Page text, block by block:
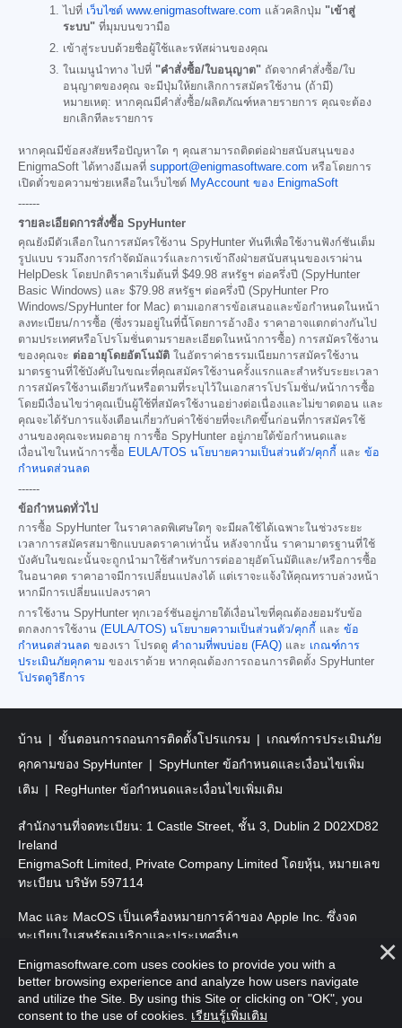
ไปที่ เว็บไซต์ www.enigmasoftware.com แล้วคลิกปุ่ม "เข้าสู่
ระบบ" ที่มุมบนขวามือ
เข้าสู่ระบบด้วยชื่อผู้ใช้และรหัสผ่านของคุณ
ในเมนูนำทาง ไปที่ "คำสั่งซื้อ/ใบอนุญาต" ถัดจากคำสั่งซื้อ/ใบ
อนุญาตของคุณ จะมีปุ่มให้ยกเลิกการสมัครใช้งาน (ถ้ามี)
หมายเหตุ: หากคุณมีคำสั่งซื้อ/ผลิตภัณฑ์หลายรายการ คุณจะต้อง
ยกเลิกทีละรายการ
หากคุณมีข้อสงสัยหรือปัญหาใด ๆ คุณสามารถติดต่อฝ่ายสนับสนุนของ
EnigmaSoft ได้ทางอีเมลที่ support@enigmasoftware.com หรือโดยการ
เปิดตั๋วขอความช่วยเหลือในเว็บไซต์ MyAccount ของ EnigmaSoft
------
รายละเอียดการสั่งซื้อ SpyHunter
คุณยังมีตัวเลือกในการสมัครใช้งาน SpyHunter ทันทีเพื่อใช้งานฟังก์ชันเต็ม
รูปแบบ รวมถึงการกำจัดมัลแวร์และการเข้าถึงฝ่ายสนับสนุนของเราผ่าน
HelpDesk โดยปกติราคาเริ่มต้นที่ $49.98 สหรัฐฯ ต่อครึ่งปี (SpyHunter
Basic Windows) และ $79.98 สหรัฐฯ ต่อครึ่งปี (SpyHunter Pro
Windows/SpyHunter for Mac) ตามเอกสารข้อเสนอและข้อกำหนดในหน้า
ลงทะเบียน/การซื้อ (ซึ่งรวมอยู่ในที่นี้โดยการอ้างอิง ราคาอาจแตกต่างกันไป
ตามประเทศหรือโปรโมชั่นตามรายละเอียดในหน้าการซื้อ) การสมัครใช้งาน
ของคุณจะ ต่ออายุโดยอัตโนมัติ ในอัตราค่าธรรมเนียมการสมัครใช้งาน
มาตรฐานที่ใช้บังคับในขณะที่คุณสมัครใช้งานครั้งแรกและสำหรับระยะเวลา
การสมัครใช้งานเดียวกันหรือตามที่ระบุไว้ในเอกสารโปรโมชั่น/หน้าการซื้อ
โดยมีเงื่อนไขว่าคุณเป็นผู้ใช้ที่สมัครใช้งานอย่างต่อเนื่องและไม่ขาดตอน และ
คุณจะได้รับการแจ้งเตือนเกี่ยวกับค่าใช้จ่ายที่จะเกิดขึ้นก่อนที่การสมัครใช้
งานของคุณจะหมดอายุ การซื้อ SpyHunter อยู่ภายใต้ข้อกำหนดและ
เงื่อนไขในหน้าการซื้อ EULA/TOS นโยบายความเป็นส่วนตัว/คุกกี้ และ ข้อ
กำหนดส่วนลด
------
ข้อกำหนดทั่วไป
การซื้อ SpyHunter ในราคาลดพิเศษใดๆ จะมีผลใช้ได้เฉพาะในช่วงระยะ
เวลาการสมัครสมาชิกแบบลดราคาเท่านั้น หลังจากนั้น ราคามาตรฐานที่ใช้
บังคับในขณะนั้นจะถูกนำมาใช้สำหรับการต่ออายุอัตโนมัติและ/หรือการซื้อ
ในอนาคต ราคาอาจมีการเปลี่ยนแปลงได้ แต่เราจะแจ้งให้คุณทราบล่วงหน้า
หากมีการเปลี่ยนแปลงราคา
การใช้งาน SpyHunter ทุกเวอร์ชันอยู่ภายใต้เงื่อนไขที่คุณต้องยอมรับข้อ
ตกลงการใช้งาน (EULA/TOS) นโยบายความเป็นส่วนตัว/คุกกี้ และ ข้อ
กำหนดส่วนลด ของเรา โปรดดู คำถามที่พบบ่อย (FAQ) และ เกณฑ์การ
ประเมินภัยคุกคาม ของเราด้วย หากคุณต้องการถอนการติดตั้ง SpyHunter
โปรดดูวิธีการ
บ้าน ขั้นตอนการถอนการติดตั้งโปรแกรม
เกณฑ์การประเมินภัย
คุกคามของ SpyHunter
SpyHunter ข้อกำหนดและเงื่อนไขเพิ่ม
เติม
RegHunter ข้อกำหนดและเงื่อนไขเพิ่มเติม
สำนักงานที่จดทะเบียน: 1 Castle Street, ชั้น 3, Dublin 2 D02XD82
Ireland
EnigmaSoft Limited, Private Company Limited โดยหุ้น, หมายเลข
ทะเบียน บริษัท 597114
Mac และ MacOS เป็นเครื่องหมายการค้าของ Apple Inc. ซึ่งจด
ทะเบียนในสหรัฐอเมริกาและประเทศอื่นๆ
ลิขสิทธิ์ 2016-2026EnigmaSoft Ltd. สงวนลิขสิทธิ์
Enigmasoftware.com uses cookies to provide you with a
better browsing experience and analyze how users navigate
and utilize the Site. By using this Site or clicking on "OK", you
consent to the use of cookies. เรียนรู้เพิ่มเติม